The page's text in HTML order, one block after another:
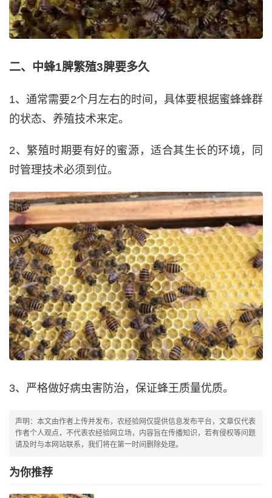
二、中蜂1脾繁殖3脾要多久
1、通常需要2个月左右的时间，具体要根据蜜蜂蜂群
的状态、养殖技术来定。
2、繁殖时期要有好的蜜源，适合其生长的环境，同
时管理技术必须到位。
3、严格做好病虫害防治，保证蜂王质量优质。
声明：本文由作者上传并发布，农经验网仅提供信息发布平台，文章仅代表
作者个人观点，不代表农经验网立场，内容旨在传播知识，若有侵权等问题
请及时与本网站联系，我们将在第一时间删除处理。
为你推荐